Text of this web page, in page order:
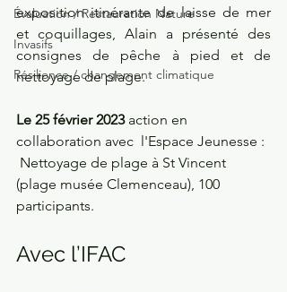
Évaluation / Restauration Nature
Invasifs
Résilience / changement climatique
exposition itinérante de laisse de mer
et coquillages, Alain a présenté des
consignes de pêche à pied et de
nettoyage de plage.
Le 25 février 2023 action en
collaboration avec  l'Espace Jeunesse :
Nettoyage de plage à St Vincent
(plage musée Clemenceau), 100
participants.
Avec l’IFAC